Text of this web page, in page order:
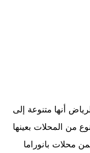
أنها متنوعة إلى
من المحلات بعينها
محلات بانوراما